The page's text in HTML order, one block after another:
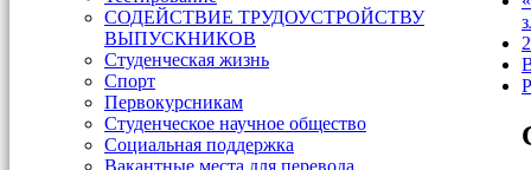
СОДЕЙСТВИЕ ТРУДОУСТРОЙСТВУ
ВЫПУСКНИКОВ
Студенческая жизнь
Спорт
Первокурсникам
Студенческое научное общество
Социальная поддержка
Вакантные места для перевода